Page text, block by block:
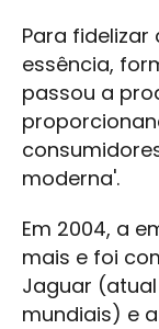
Para fidelizar
essência,
passou a
moderna'.
Em 2004, a
mais e foi
Jaguar (atual
mundiais) e